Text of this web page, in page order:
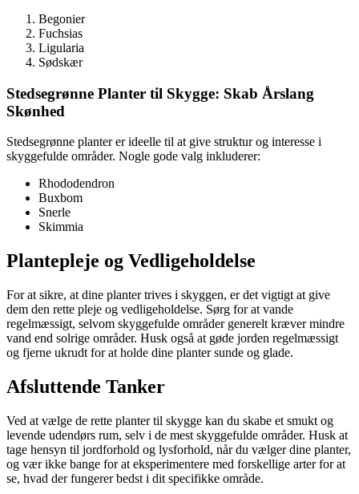
Begonier
Fuchsias
Ligularia
Sødskær
Stedsegrønne Planter til Skygge: Skab Årslang
Skønhed
Stedsegrønne planter er ideelle til at give struktur og interesse i
skyggefulde områder. Nogle gode valg inkluderer:
Rhododendron
Buxbom
Snerle
Skimmia
Plantepleje og Vedligeholdelse
For at sikre, at dine planter trives i skyggen, er det vigtigt at give
dem den rette pleje og vedligeholdelse. Sørg for at vande
regelmæssigt, selvom skyggefulde områder generelt kræver mindre
vand end solrige områder. Husk også at gøde jorden regelmæssigt
og fjerne ukrudt for at holde dine planter sunde og glade.
Afsluttende Tanker
Ved at vælge de rette planter til skygge kan du skabe et smukt og
levende udendørs rum, selv i de mest skyggefulde områder. Husk at
tage hensyn til jordforhold og lysforhold, når du vælger dine planter,
og vær ikke bange for at eksperimentere med forskellige arter for at
se, hvad der fungerer bedst i dit specifikke område.